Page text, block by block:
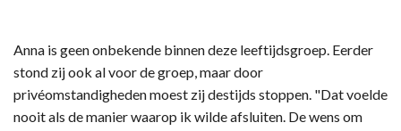
Anna is geen onbekende binnen deze leeftijdsgroep. Eerder
stond zij ook al voor de groep, maar door
privéomstandigheden moest zij destijds stoppen. "Dat voelde
nooit als de manier waarop ik wilde afsluiten. De wens om